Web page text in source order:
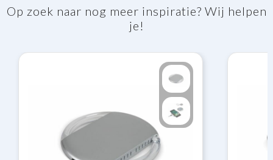
Op zoek naar nog meer inspiratie? Wij helpen
je!